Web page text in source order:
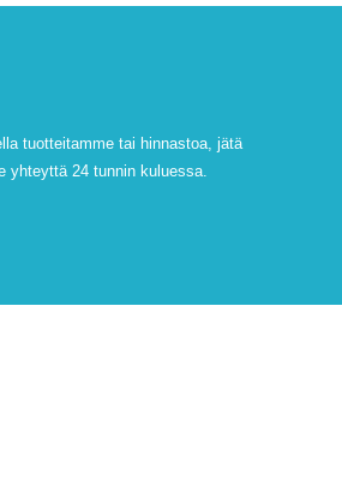
tuotteitamme tai hinnastoa, jätä
yhteyttä 24 tunnin kuluessa.